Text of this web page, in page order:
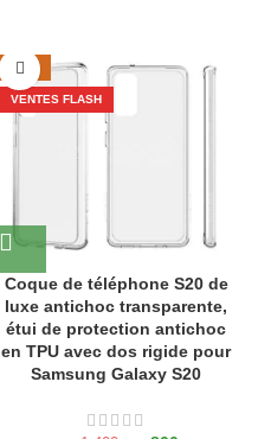
-43%
VENTES FLASH
Coque de téléphone S20 de
luxe antichoc transparente,
étui de protection antichoc
en TPU avec dos rigide pour
Samsung Galaxy S20